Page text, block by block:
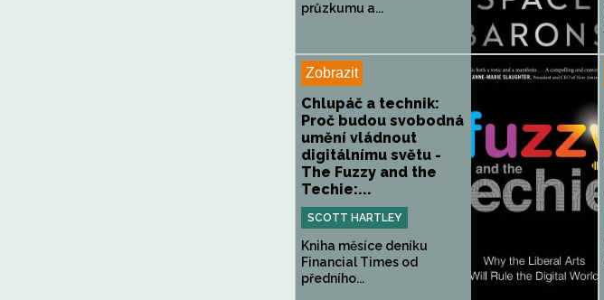
průzkumu a...
Zobrazit
Chlupáč a technik:
Proč budou svobodná
umění vládnout
digitálnímu světu -
The Fuzzy and the
Techie:...
SCOTT HARTLEY
Kniha měsíce deníku
Financial Times od
předního...